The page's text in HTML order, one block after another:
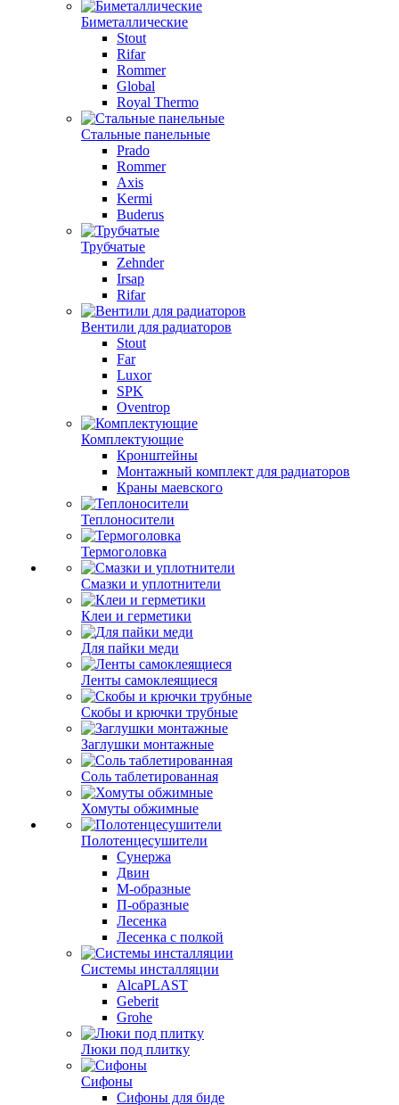
Биметаллические
Stout
Rifar
Rommer
Global
Royal Thermo
Стальные панельные
Prado
Rommer
Axis
Kermi
Buderus
Трубчатые
Zehnder
Irsap
Rifar
Вентили для радиаторов
Stout
Far
Luxor
SPK
Oventrop
Комплектующие
Кронштейны
Монтажный комплект для радиаторов
Краны маевского
Теплоносители
Термоголовка
Смазки и уплотнители
Клеи и герметики
Для пайки меди
Ленты самоклеящиеся
Скобы и крючки трубные
Заглушки монтажные
Соль таблетированная
Хомуты обжимные
Полотенцесушители
Сунержа
Двин
М-образные
П-образные
Лесенка
Лесенка с полкой
Системы инсталляции
AlcaPLAST
Geberit
Grohe
Люки под плитку
Сифоны
Сифoны для биде